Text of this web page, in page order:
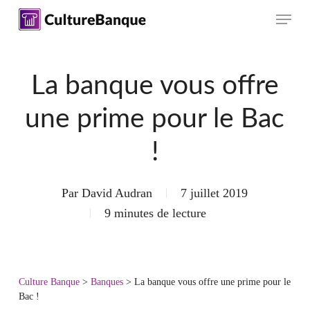
Skip
Menu
La banque vous offre
une prime pour le Bac
!
Par David Audran
7 juillet 2019
9 minutes de lecture
Culture Banque> Banques> La banque vous offre une prime pour le
Bac !